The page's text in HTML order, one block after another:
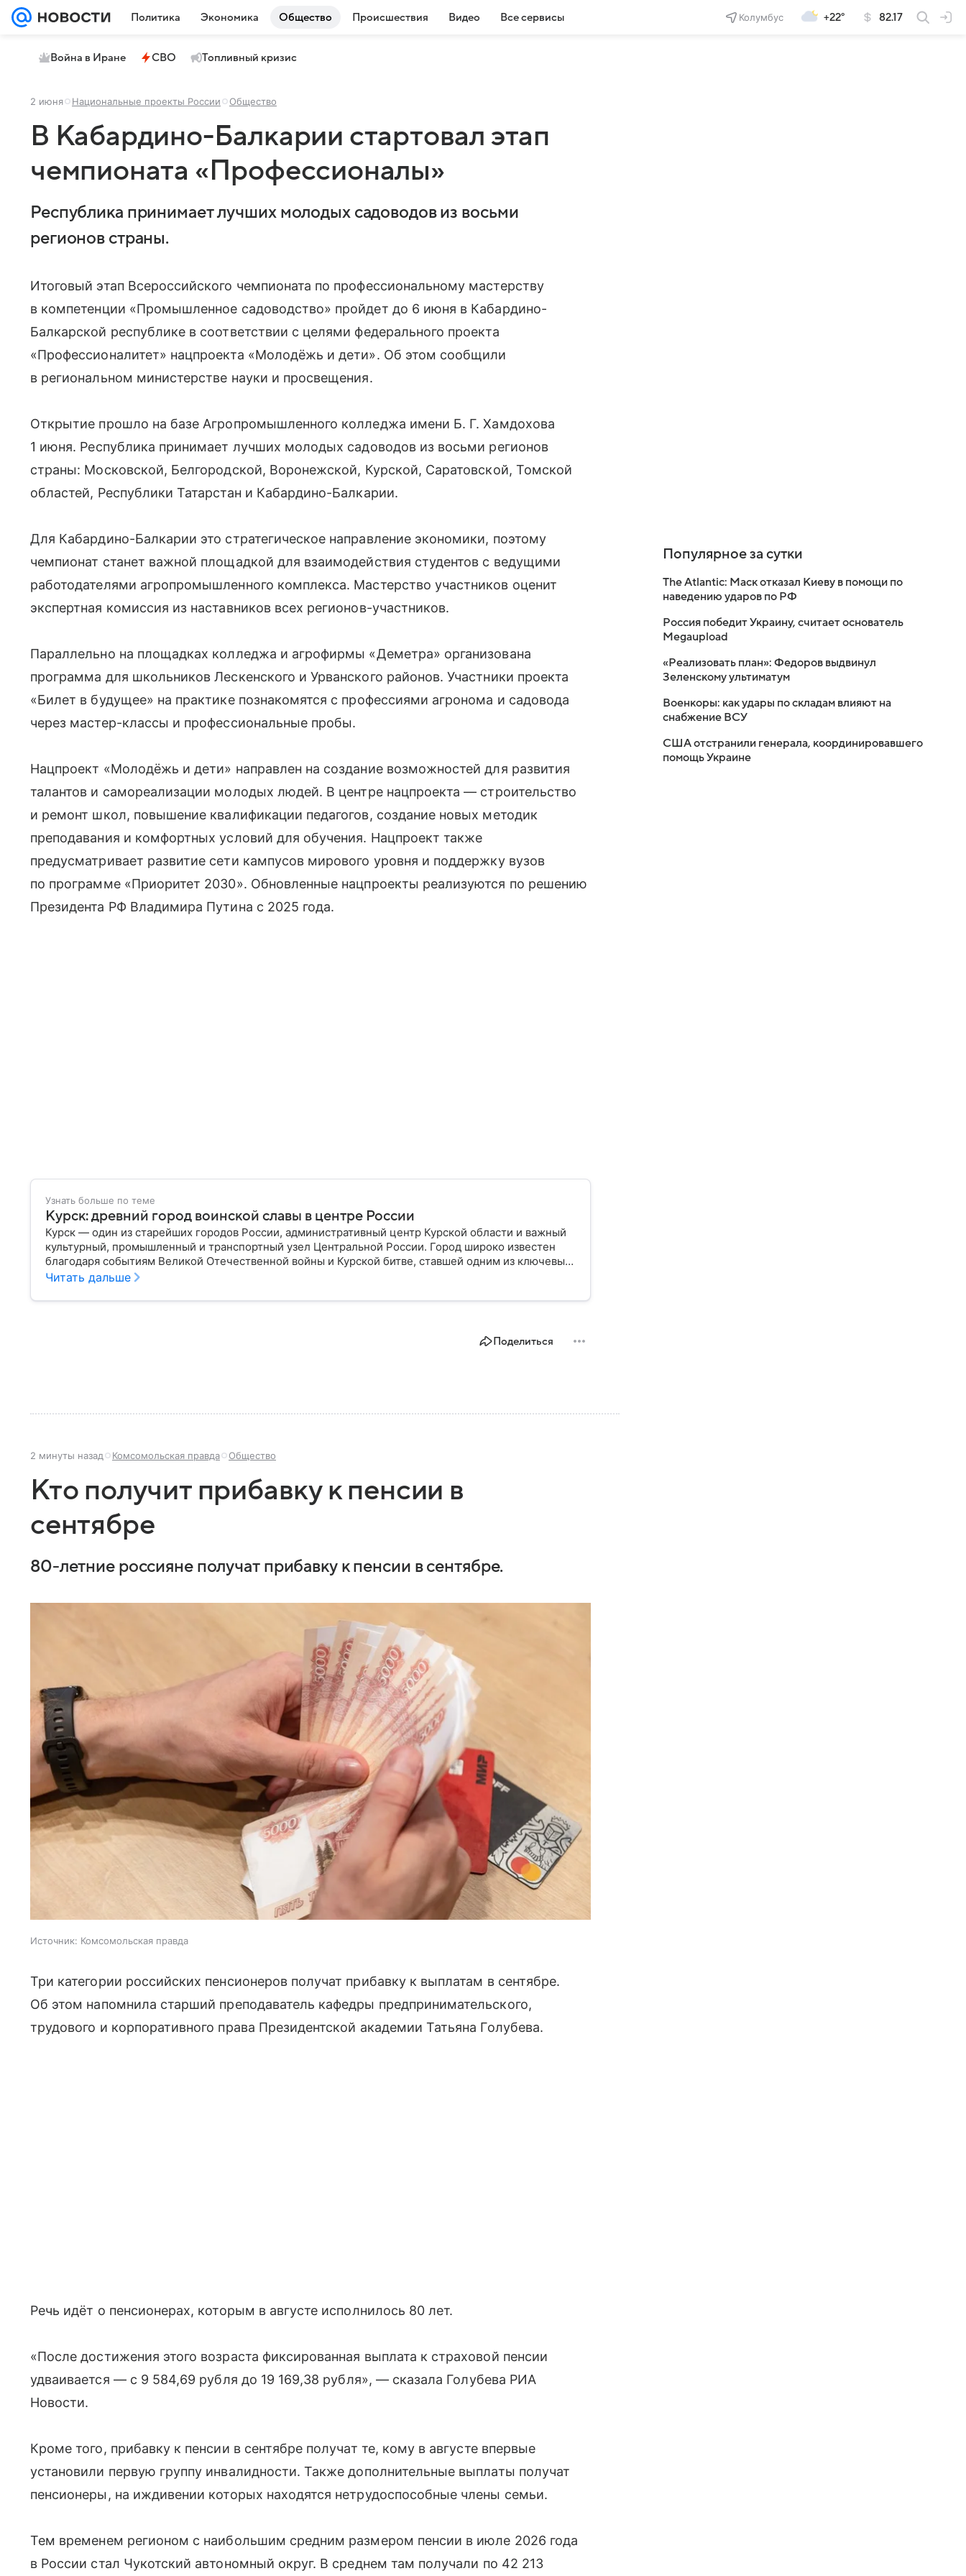
Политика Экономика Общество Происшествия Видео Все сервисы Колумбус +22° 82.17
Война в Иране СВО Топливный кризис
2 июня Национальные проекты России Общество
В Кабардино-Балкарии стартовал этап
чемпионата «Профессионалы»
Республика принимает лучших молодых садоводов из восьми
регионов страны.
Итоговый этап Всероссийского чемпионата по профессиональному мастерству
в компетенции «Промышленное садоводство» пройдет до 6 июня в Кабардино-
Балкарской республике в соответствии с целями федерального проекта
«Профессионалитет» нацпроекта «Молодёжь и дети». Об этом сообщили
в региональном министерстве науки и просвещения.
Открытие прошло на базе Агропромышленного колледжа имени Б. Г. Хамдохова
1 июня. Республика принимает лучших молодых садоводов из восьми регионов
страны: Московской, Белгородской, Воронежской, Курской, Саратовской, Томской
областей, Республики Татарстан и Кабардино-Балкарии.
Для Кабардино-Балкарии это стратегическое направление экономики, поэтому
чемпионат станет важной площадкой для взаимодействия студентов с ведущими
работодателями агропромышленного комплекса. Мастерство участников оценит
экспертная комиссия из наставников всех регионов-участников.
Параллельно на площадках колледжа и агрофирмы «Деметра» организована
программа для школьников Лескенского и Урванского районов. Участники проекта
«Билет в будущее» на практике познакомятся с профессиями агронома и садовода
через мастер-классы и профессиональные пробы.
Нацпроект «Молодёжь и дети» направлен на создание возможностей для развития
талантов и самореализации молодых людей. В центре нацпроекта — строительство
и ремонт школ, повышение квалификации педагогов, создание новых методик
преподавания и комфортных условий для обучения. Нацпроект также
предусматривает развитие сети кампусов мирового уровня и поддержку вузов
по программе «Приоритет 2030». Обновленные нацпроекты реализуются по решению
Президента РФ Владимира Путина с 2025 года.
Узнать больше по теме
Курск: древний город воинской славы в центре России
Курск — один из старейших городов России, административный центр Курской области и важный
культурный, промышленный и транспортный узел Центральной России. Город широко известен
благодаря событиям Великой Отечественной войны и Курской битве, ставшей одним из ключевых
сражений в мировой истории. Собрали главное о нем.
Читать дальше
Поделиться
2 минуты назад Комсомольская правда Общество
Кто получит прибавку к пенсии в
сентябре
80-летние россияне получат прибавку к пенсии в сентябре.
Источник: Комсомольская правда
Три категории российских пенсионеров получат прибавку к выплатам в сентябре.
Об этом напомнила старший преподаватель кафедры предпринимательского,
трудового и корпоративного права Президентской академии Татьяна Голубева.
Речь идёт о пенсионерах, которым в августе исполнилось 80 лет.
«После достижения этого возраста фиксированная выплата к страховой пенсии
удваивается — с 9 584,69 рубля до 19 169,38 рубля», — сказала Голубева РИА
Новости.
Кроме того, прибавку к пенсии в сентябре получат те, кому в августе впервые
установили первую группу инвалидности. Также дополнительные выплаты получат
пенсионеры, на иждивении которых находятся нетрудоспособные члены семьи.
Тем временем регионом с наибольшим средним размером пенсии в июле 2026 года
в России стал Чукотский автономный округ. В среднем там получали по 42 213
Популярное за сутки
The Atlantic: Маск отказал Киеву в помощи по
наведению ударов по РФ
Россия победит Украину, считает основатель
Megaupload
«Реализовать план»: Федоров выдвинул
Зеленскому ультиматум
Военкоры: как удары по складам влияют на
снабжение ВСУ
США отстранили генерала, координировавшего
помощь Украине